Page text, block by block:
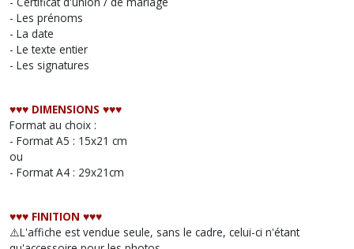
- Les prénoms
- La date
- Le texte entier
- Les signatures
♥︎♥︎♥︎ DIMENSIONS ♥︎♥︎♥︎
Format au choix :
- Format A5 : 15x21 cm
ou
- Format A4 : 29x21cm
♥︎♥︎♥︎ FINITION ♥︎♥︎♥︎
⚠️L'affiche est vendue seule, sans le cadre, celui-ci n'étant